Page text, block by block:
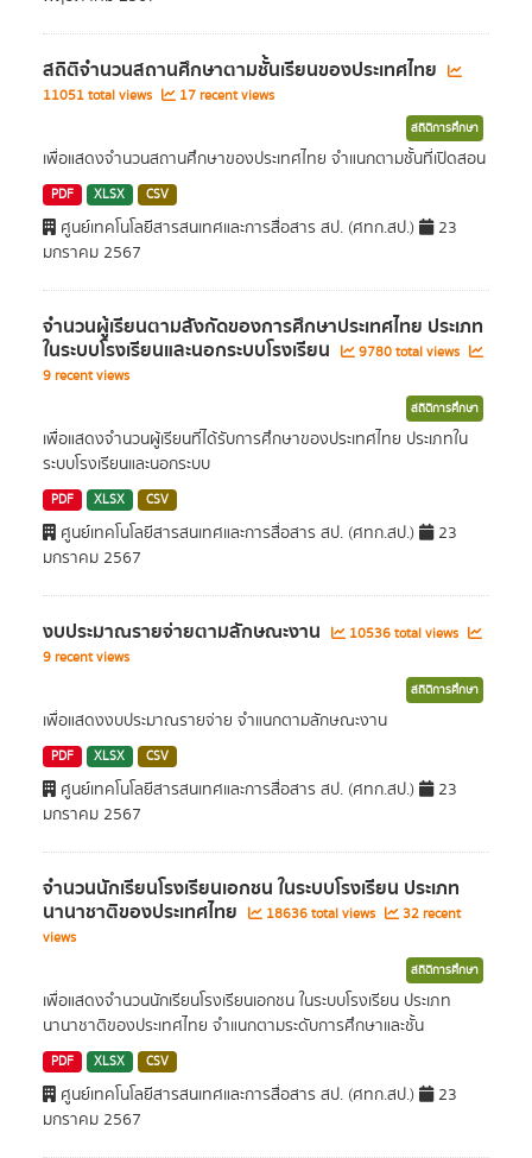
สถิติจำนวนสถานศึกษาตามชั้นเรียนของประเทศไทย
11051 total views 17 recent views
สถิติการศึกษา
เพื่อแสดงจำนวนสถานศึกษาของประเทศไทย จำแนกตามชั้นที่เปิดสอน
PDF XLSX CSV
ศูนย์เทคโนโลยีสารสนเทศและการสื่อสาร สป. (ศทก.สป.)
23
มกราคม 2567
จำนวนผู้เรียนตามสังกัดของการศึกษาประเทศไทย ประเภท
ในระบบโรงเรียนและนอกระบบโรงเรียน
9780 total views
9 recent views
สถิติการศึกษา
เพื่ื่อแสดงจำนวนผู้เรียนที่ได้รับการศึกษาของประเทศไทย ประเภทใน
ระบบโรงเรียนและนอกระบบ
PDF XLSX CSV
ศูนย์เทคโนโลยีสารสนเทศและการสื่อสาร สป. (ศทก.สป.)
23
มกราคม 2567
งบประมาณรายจ่ายตามลักษณะงาน
10536 total views
9 recent views
สถิติการศึกษา
เพื่อแสดงงบประมาณรายจ่าย จำแนกตามลักษณะงาน
PDF XLSX CSV
ศูนย์เทคโนโลยีสารสนเทศและการสื่อสาร สป. (ศทก.สป.)
23
มกราคม 2567
จำนวนนักเรียนโรงเรียนเอกชน ในระบบโรงเรียน ประเภท
นานาชาติของประเทศไทย 18636 total views
32 recent
views
สถิติการศึกษา
เพื่อแสดงจำนวนนักเรียนโรงเรียนเอกชน ในระบบโรงเรียน ประเภท
นานาชาติของประเทศไทย จำแนกตามระดับการศึกษาและชั้น
PDF XLSX CSV
ศูนย์เทคโนโลยีสารสนเทศและการสื่อสาร สป. (ศทก.สป.)
23
มกราคม 2567